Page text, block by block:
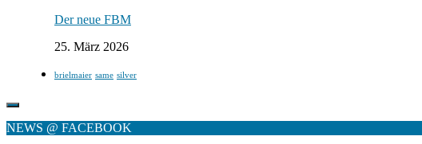
Der neue FBM
25. März 2026
brielmaier same silver
NEWS @ FACEBOOK